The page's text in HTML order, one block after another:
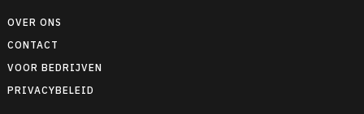
OVER ONS
CONTACT
VOOR BEDRIJVEN
PRIVACYBELEID